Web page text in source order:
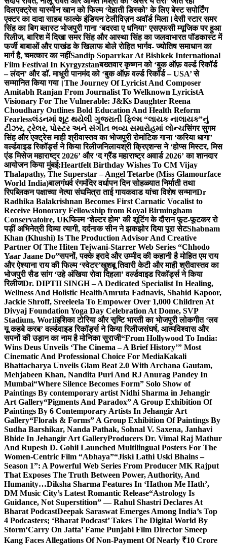
दिलएक्ट्रेस यास्मीन खान को फिल्म ‘देहाती डिस्को’ के लिए बेस्ट सपोर्टिंग
एक्टर का दादा साहब फाल्के इंडियन टेलीविज़न अवॉर्ड मिला।देसी स्टार समर
सिंह का बिग ब्लास्ट भोजपुरी गाना ‘बदरवा ए धनिया’ एसएफसी म्यूजिक पर हुआ
रिलीज, बारिश में दिखा समर सिंह और आस्था सिंह का जलवाभारत पॉडकास्ट में
फर्जी बाबाओं और पाखंड के खिलाफ बोले रोहित भार्गव- ज्योतिष समाधान का
मार्ग है, चमत्कार का नहींSandip Soparrkar At Bishkek International
Film Festival In Kyrgyzstanबख्तवार कृष्णन को ‘बुक ऑफ़ वर्ल्ड रिकॉर्ड
– लंदन’ और डॉ. माधुरी पानमंद को ‘बुक ऑफ़ वर्ल्ड रिकॉर्ड – USA’ से
सम्मानित किया गया।The Journey Of Lyricist And Composer
Amitabh Ranjan From Journalist To Welknown LyricistA
Visionary For The Vulnerable: J&Ks Daughter Reena
Choudhary Outlines Bold Education And Health Reform
Fearlessલંડનમાં શૂટ થયેલી ગુજરાતી ફિલ્મ “લાયક નાલાયક”નું
ટીઝર, ટ્રેલર, પોસ્ટર અને સંગીત ભવ્ય સમારોહમાં લોન્ચसिंगर सुगम
सिंह और एक्ट्रेस माही श्रीवास्तव का भोजपुरी रोमांटिक गाना ‘करिया धागा’
वर्ल्डवाइड रिकॉर्ड्स ने किया रिलीजनिलायश्री क्रिएशन्स ने ‘होप्स मिस्टर, मिस
एंड मिसेज महाराष्ट्र 2026’ और ‘द ग्रैंड महाराष्ट्र अवार्ड 2026’ का शानदार
आयोजन किया मुंबई:Heartfelt Birthday Wishes To CM Vijay
Thalapathy, The Superstar – Angel Tetarbe (Miss Glamourface
World India)बालगंधर्व रंगमंदिर वर्धापन दिन सोहळ्यात निर्माती तथा
रिपब्लिकन पक्षाच्या नेत्या संघमित्रा ताई गायकवाड यांचा विशेष सन्मानDr
Radhika Balakrishnan Becomes First Carnatic Vocalist to
Receive Honorary Fellowship from Royal Birmingham
Conservatoire, UKफिल्म ‘शेल्टर होम’ की शूटिंग के दौरान फूट-फूटकर रो
पड़ीं अभिनेत्री दिव्या त्यागी, दर्दनाक सीन ने झकझोर दिया पूरा सेटShabnam
Khan (Khushi) Is The Production Advisor And Creative
Partner Of The Hiten Tejwani-Starrer Web Series “Chhodo
Yaar Jaane Do”सपनों, पक्के इरादे और उम्मीद की कहानी है मोहित एम राय
और ऐश्याना राय की फिल्म ‘स्वेटर’खुशबू तिवारी केटी और माही श्रीवास्तव का
भोजपुरी सैड सांग ‘उहे अंखिया रोवा दिहला’ वर्ल्डवाइड रिकॉर्ड्स ने किया
रिलीजDr. DIPTII SINGH – A Dedicated Specialist In Healing,
Wellness And Holistic HealthAmruta Fadnavis, Shahid Kapoor,
Jackie Shroff, Sreeleela To Empower Over 1,000 Children At
Divyaj Foundation Yoga Day Celebration At Dome, SVP
Stadium, Worliइशिका टोरिया और सृष्टि भारती का भोजपुरी लोकगीत ‘लव
यू कहबे करब’ वर्ल्डवाइड रिकॉर्ड्स ने किया रिलीजसंघर्ष, आत्मविश्वास और
सपनों की उड़ान का नाम है मोनिका सुराजी“From Hollywood To India:
Wins Deus Unveils ‘The Cinema – A Brief History’” Most
Cinematic And Professional Choice For MediaKakali
Bhattacharya Unveils Glam Beat 2.0 With Archana Gautam,
Mehjabeen Khan, Nandita Puri And RJ Anurag Pandey In
Mumbai“Where Silence Becomes Form” Solo Show of
Paintings By contemporary artist Nidhi Sharma in Jehangir
Art Gallery“Pigments And Paradox” A Group Exhibition Of
Paintings By 6 Contemporary Artists In Jehangir Art
Gallery“Florals & Forms” A Group Exhibition Of Paintings By
Sudha Barshikar, Nanda Pathak, Sohnal V. Saxena, Janhavi
Bhide In Jehangir Art GalleryProducers Dr. Vimal Raj Mathur
And Rupesh D. Gohil Launched Multilingual Posters For The
Women-Centric Film “Abhaya”“Jiski Lathi Uski Bhains –
Season 1”: A Powerful Web Series From Producer MK Rajput
That Exposes The Truth Between Power, Authority, And
Humanity…Diksha Sharma Features In ‘Hathon Me Hath’,
DM Music City’s Latest Romantic Release“Astrology Is
Guidance, Not Superstition” — Rahul Shastri Declares At
Bharat PodcastDeepak Saraswat Emerges Among India’s Top
4 Podcasters; ‘Bharat Podcast’ Takes The Digital World By
Storm‘Carry On Jatta’ Fame Punjabi Film Director Smeep
Kang Faces Allegations Of Non-Payment Of Nearly ₹10 Crore